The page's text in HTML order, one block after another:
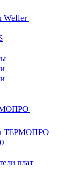
Weller
ТЕРМОПРО
плат